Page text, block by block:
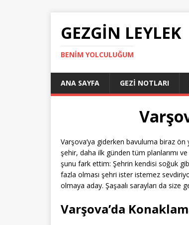
GEZGIN LEYLEK
BENIM YOLCULUĞUM
ANA SAYFA GEZI NOTLARI
Varşova’ya giderken bavuluma biraz ön
şehir, daha ilk günden tüm planlarımı
şunu fark ettim: Şehrin kendisi soğuk
fazla olması şehri ister istemez
olmaya aday. Şaşaalı sarayları da size
Varşova’da